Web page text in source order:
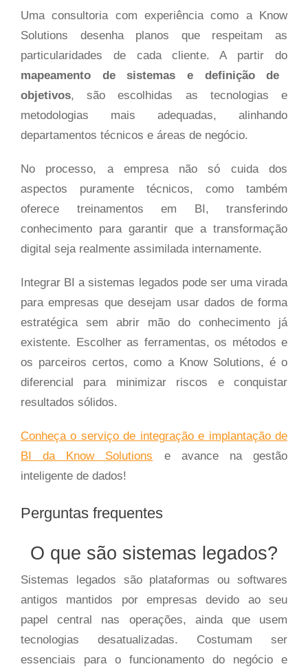
Uma consultoria com experiência como a Know
Solutions desenha planos que respeitam as
particularidades de cada cliente. A partir do
mapeamento de sistemas e definição de
objetivos, são escolhidas as tecnologias e
metodologias mais adequadas, alinhando
departamentos técnicos e áreas de negócio.
No processo, a empresa não só cuida dos
aspectos puramente técnicos, como também
oferece treinamentos em BI, transferindo
conhecimento para garantir que a transformação
digital seja realmente assimilada internamente.
Integrar BI a sistemas legados pode ser uma virada
para empresas que desejam usar dados de forma
estratégica sem abrir mão do conhecimento já
existente. Escolher as ferramentas, os métodos e
os parceiros certos, como a Know Solutions, é o
diferencial para minimizar riscos e conquistar
resultados sólidos.
Conheça o serviço de integração e implantação de
BI da Know Solutions e avance na gestão
inteligente de dados!
Perguntas frequentes
O que são sistemas legados?
Sistemas legados são plataformas ou softwares
antigos mantidos por empresas devido ao seu
papel central nas operações, ainda que usem
tecnologias desatualizadas. Costumam ser
essenciais para o funcionamento do negócio e